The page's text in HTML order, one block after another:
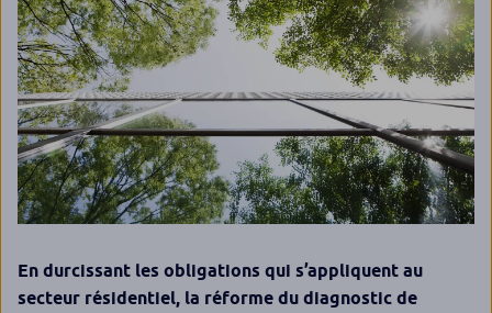
En durcissant les obligations qui s’appliquent au
secteur résidentiel, la réforme du diagnostic de